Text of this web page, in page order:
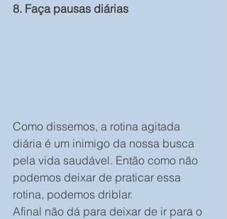
8. Faça pausas diárias
Como dissemos, a rotina agitada
diária é um inimigo da nossa busca
pela vida saudável. Então como não
podemos deixar de praticar essa
rotina, podemos driblar.
Afinal não dá para deixar de ir para o